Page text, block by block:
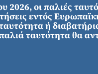
2026, οι παλιές
εντός
ή
ταυτότητα θα
Εκτός Ευρώπης
των